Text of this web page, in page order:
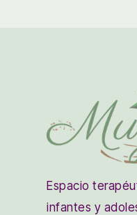
Espacio
infantes y